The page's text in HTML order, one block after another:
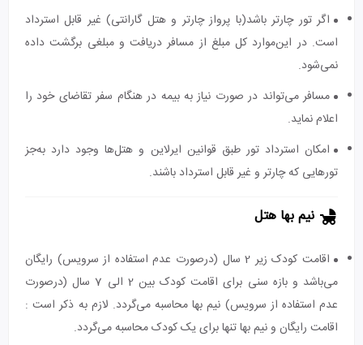
اگر تور چارتر باشد(با پرواز چارتر و هتل گارانتی) غیر قابل استرداد
است. در این‌موارد کل مبلغ از مسافر دریافت و مبلغی برگشت داده
نمی‌شود.
مسافر می‌تواند در صورت نیاز به بیمه در هنگام سفر تقاضای خود را
اعلام نماید.
امکان استرداد تور طبق قوانین ایرلاین و هتل‌ها وجود دارد به‌جز
تورهایی که چارتر و غیر قابل استرداد باشند.
نیم بها هتل
اقامت کودک زیر 2 سال (درصورت عدم استفاده از سرویس) رایگان
می‌باشد و بازه سنی برای اقامت کودک بین 2 الی 7 سال (درصورت
عدم استفاده از سرویس) نیم بها محاسبه می‌گردد. لازم به ذکر است :
اقامت رایگان و نیم بها تنها برای یک کودک محاسبه می‌گردد.